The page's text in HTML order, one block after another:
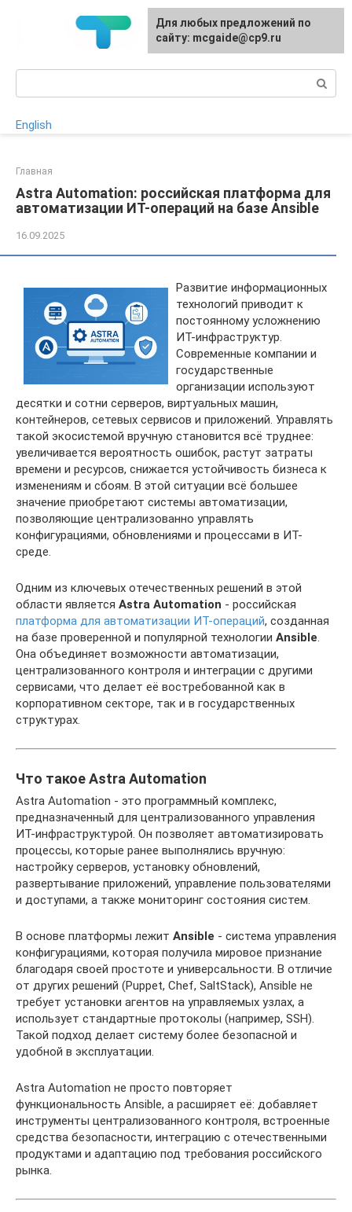
English
Главная
Astra Automation: российская платформа для
автоматизации ИТ-операций на базе Ansible
16.09.2025
Развитие информационных
технологий приводит к
постоянному усложнению
ИТ-инфраструктур.
Современные компании и
государственные
организации используют
десятки и сотни серверов, виртуальных машин,
контейнеров, сетевых сервисов и приложений. Управлять
такой экосистемой вручную становится всё труднее:
увеличивается вероятность ошибок, растут затраты
времени и ресурсов, снижается устойчивость бизнеса к
изменениям и сбоям. В этой ситуации всё большее
значение приобретают системы автоматизации,
позволяющие централизованно управлять
конфигурациями, обновлениями и процессами в ИТ-
среде.
Одним из ключевых отечественных решений в этой
области является Astra Automation - российская
платформа для автоматизации ИТ-операций, созданная
на базе проверенной и популярной технологии Ansible.
Она объединяет возможности автоматизации,
централизованного контроля и интеграции с другими
сервисами, что делает её востребованной как в
корпоративном секторе, так и в государственных
структурах.
Что такое Astra Automation
Astra Automation - это программный комплекс,
предназначенный для централизованного управления
ИТ-инфраструктурой. Он позволяет автоматизировать
процессы, которые ранее выполнялись вручную:
настройку серверов, установку обновлений,
развертывание приложений, управление пользователями
и доступами, а также мониторинг состояния систем.
В основе платформы лежит Ansible - система управления
конфигурациями, которая получила мировое признание
благодаря своей простоте и универсальности. В отличие
от других решений (Puppet, Chef, SaltStack), Ansible не
требует установки агентов на управляемых узлах, а
использует стандартные протоколы (например, SSH).
Такой подход делает систему более безопасной и
удобной в эксплуатации.
Astra Automation не просто повторяет
функциональность Ansible, а расширяет её: добавляет
инструменты централизованного контроля, встроенные
средства безопасности, интеграцию с отечественными
продуктами и адаптацию под требования российского
рынка.
Для любых предложений по
сайту: mcgaide@cp9.ru